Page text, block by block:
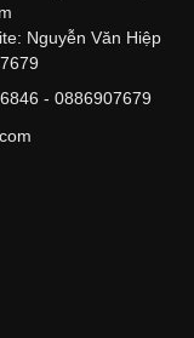
Nguyễn Văn Hiệp
- 0886907679